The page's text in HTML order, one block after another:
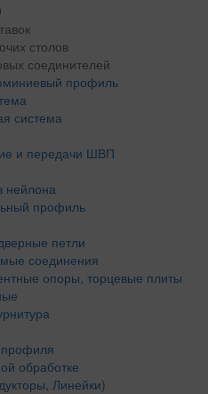
столов
соединителей
профиль
система
и передачи ШВП
нейлона
профиль
петли
соединения
опоры, торцевые плиты
профиля
обработке
Линейки)